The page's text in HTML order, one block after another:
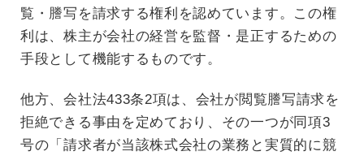
覧・謄写を請求する権利を認めています。この権
利は、株主が会社の経営を監督・是正するための
手段として機能するものです。
他方、会社法433条2項は、会社が閲覧謄写請求を
拒絶できる事由を定めており、その一つが同項3
号の「請求者が当該株式会社の業務と実質的に競